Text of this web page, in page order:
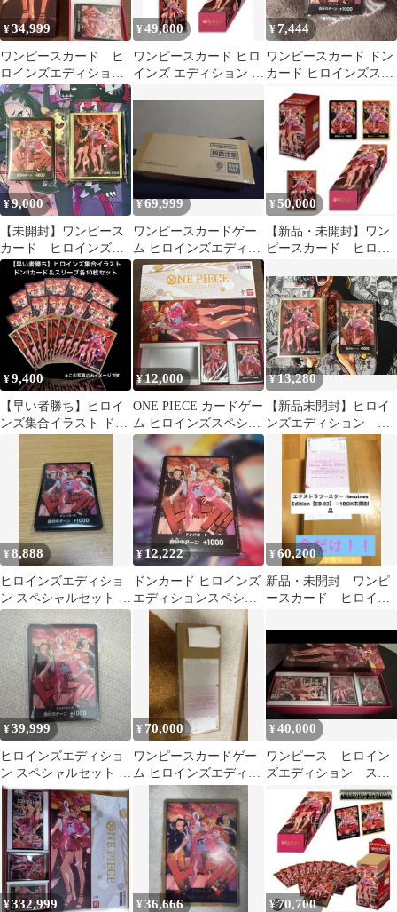
¥34,999
ワンピースカード ヒ
ロインズエディショ
ン スペシャルセット
¥49,800
ワンピースカード ヒロ
インズ エディション ス
¥7,444
ワンピースカード ドン
カード ヒロインズスペ
¥9,000
【未開封】ワンピース
カード ヒロインズ
ドンカード スリー
ブ 2点セット
¥69,999
ワンピースカードゲー
ム ヒロインズエディシ
ョン スペシャルセッ
ト 完全未開封
¥ 50,000
【新品・未開封】ワン
ピースカード ヒロイ
シャルセット
¥9,400
【早い者勝ち】ヒロイ
ンズ集合イラスト ド
¥12,000
ONE PIECE カードゲー
ム ヒロインズスペシャ
ルセット
¥13,280
【新品未開封】ヒロイ
ンズエディション ス
ペシャルセット ドン
カード スリーブ
¥8,888
ヒロインズエディショ
ン スペシャルセット ド
ンカード 10枚 未開
封
¥12,222
ドンカード ヒロインズ
エディションスペシャ
ルセット 未開封 10枚入
¥60,200
新品・未開封 ワンピ
ースカード ヒロイン
ャルセット
¥39,999
ヒロインズエディショ
ン スペシャルセット ド
ンカード 10枚 未開
¥ 70,000
ワンピースカードゲー
ム ヒロインズエディシ
ョン スペシャルセッ
ト 未開封
¥40,000
ワンピース ヒロイン
ズエディション スペ
シャルセット 開封済
¥332,999 ¥36,666 ¥70,700